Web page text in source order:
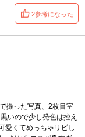
2参考になった
撮った写真、2枚目室
いので少し発色は控え
愛くてめっちゃリピし